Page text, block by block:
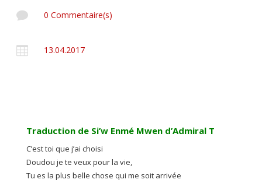
 0 Commentaire(s)
 13.04.2017
Traduction de Si’w Enmé Mwen d’Admiral T
C’est toi que j’ai choisi
Doudou je te veux pour la vie,
Tu es la plus belle chose qui me soit arrivée